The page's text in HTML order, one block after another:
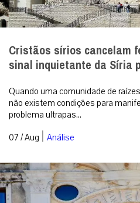
Cristãos sírios cancelam
sinal inquietante da Síria
Quando uma comunidade de
não existem condições para
problema ultrapas...
07 / Aug | Análise